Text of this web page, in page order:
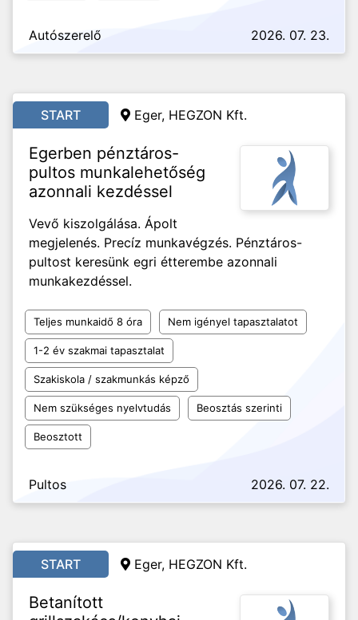
Autószerelő 2026. 07. 23.
START Eger, HEGZON Kft.
Egerben pénztáros-
pultos munkalehetőség
azonnali kezdéssel
Vevő kiszolgálása. Ápolt
megjelenés. Precíz munkavégzés. Pénztáros-
pultost keresünk egri étterembe azonnali
munkakezdéssel.
Teljes munkaidő 8 óra Nem igényel tapasztalatot
1-2 év szakmai tapasztalat
Szakiskola / szakmunkás képző
Nem szükséges nyelvtudás Beosztás szerinti
Beosztott
Pultos 2026. 07. 22.
START Eger, HEGZON Kft.
Betanított